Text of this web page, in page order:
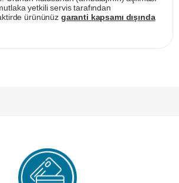
yetkili servis tarafından
ürününüz garanti kapsamı dışında